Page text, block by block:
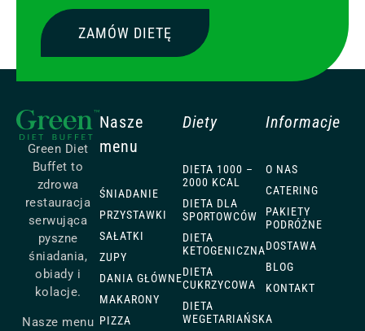
ZAMÓW DIETĘ
Green Diet
Buffet to
zdrowa
restauracja
serwująca
pyszne
śniadania,
obiady i
kolacje.
Nasze menu
Nasze
menu
ŚNIADANIE
PRZYSTAWKI
SAŁATKI
ZUPY
DANIA GŁÓWNE
MAKARONY
PIZZA
Diety
DIETA 1000 –
2000 KCAL
DIETA DLA
SPORTOWCÓW
DIETA
KETOGENICZNA
DIETA
CUKRZYCOWA
DIETA
WEGETARIAŃSKA
Informacje
O NAS
CATERING
PAKIETY
PODRÓŻNE
DOSTAWA
BLOG
KONTAKT